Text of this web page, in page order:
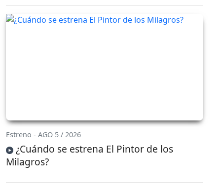
Estreno - AGO 5 / 2026
¿Cuándo se estrena El Pintor de los
Milagros?